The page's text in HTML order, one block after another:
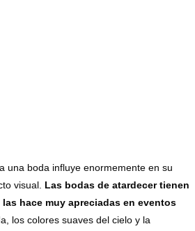
una boda influye enormemente en su
visual. Las bodas de atardecer tienen
hace muy apreciadas en eventos
los colores suaves del cielo y la